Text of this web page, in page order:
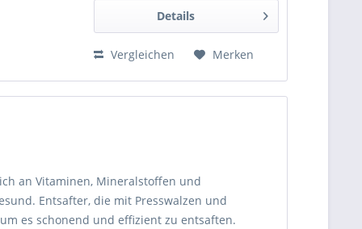
Details
Vergleichen Merken
an Vitaminen, Mineralstoffen und
Entsafter, die mit Presswalzen und
es schonend und effizient zu entsaften.